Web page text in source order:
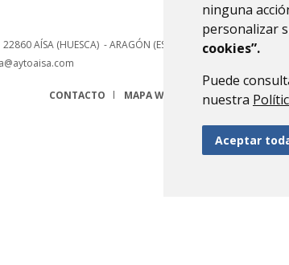
ninguna
personalizar
cookies”.
Puede
nuestra
Aceptar
22860AÍSA (HUESCA) - ARAGÓN (ESPAÑA)
CONTACTO MAPA WEB AVISO LEGAL